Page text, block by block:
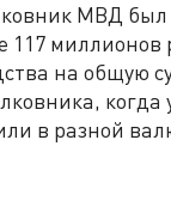
МВД был
миллионов
на общую
в разной